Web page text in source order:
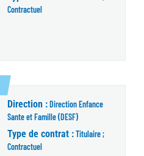
Contractuel
(Nouvelle fenêtre)
Direction :Direction Enfance
Sante et Famille (DESF)
Type de contrat :Titulaire ;
Contractuel